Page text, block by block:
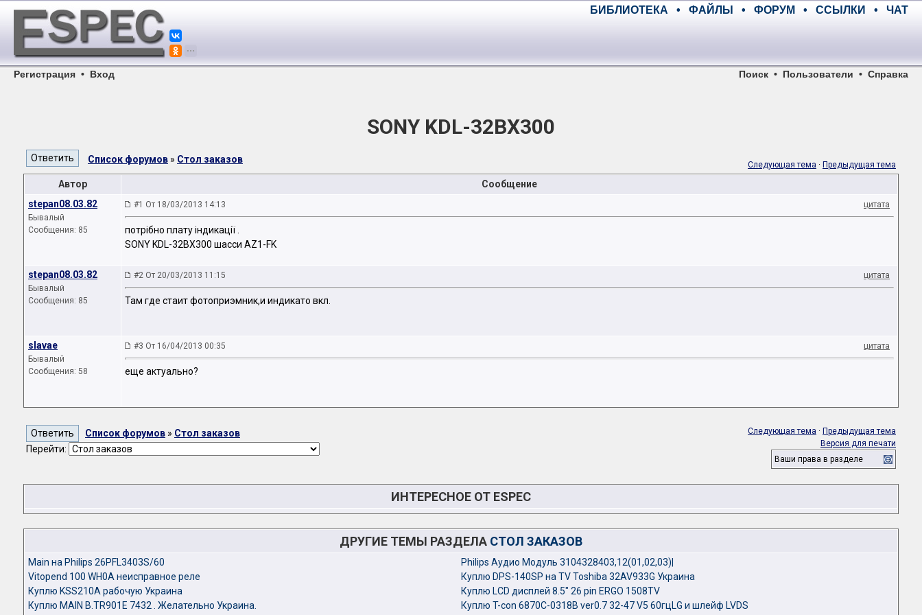
БИБЛИОТЕКА • ФАЙЛЫ • ФОРУМ • ССЫЛКИ • ЧАТ
Регистрация • Вход Поиск • Пользователи • Справка
SONY KDL-32BX300
Список форумов » Стол заказов Следующая тема · Предыдущая тема
Автор
Сообщение
stepan08.03.82
Бывалый
Сообщения: 85
#1 От 18/03/2013 14:13 цитата
потрібно плату індикації .
SONY KDL-32BX300 шасси AZ1-FK
stepan08.03.82
Бывалый
Сообщения: 85
#2 От 20/03/2013 11:15 цитата
Там где стаит фотоприэмник,и индикато вкл.
slavae
Бывалый
Сообщения: 58
#3 От 16/04/2013 00:35 цитата
еще актуально?
Список форумов » Стол заказов
Перейти:
Следующая тема · Предыдущая тема
Версия для печати
Ваши права в разделе
ИНТЕРЕСНОЕ ОТ ESPEC
ДРУГИЕ ТЕМЫ РАЗДЕЛА СТОЛ ЗАКАЗОВ
Main на Philips 26PFL3403S/60
Philips Аудио Модуль 3104328403,12(01,02,03)|
Vitopend 100 WH0A неисправное реле
Куплю DPS-140SP на TV Toshiba 32AV933G Украина
Куплю KSS210A рабочую Украина
Куплю LCD дисплей 8.5" 26 pin ERGO 1508TV
Куплю MAIN B.TR901E 7432 . Желательно Украина.
Куплю T-con 6870C-0318B ver0.7 32-47 V5 60гцLG и шлейф LVDS